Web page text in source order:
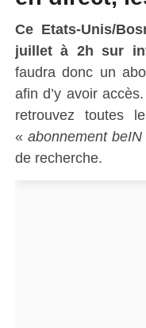
Ce Etats-Unis/
juilletà 2hsur
faudra donc un
afin d’y avoir
retrouvez toutes
« abonnement
de recherche.